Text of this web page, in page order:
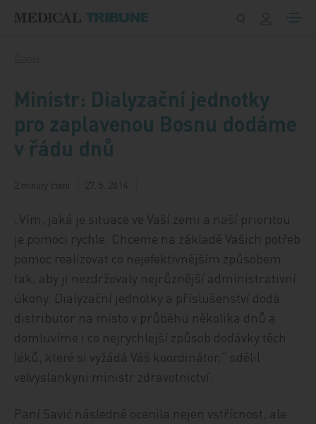
Ministr: Dialyzační jednotky
pro zaplavenou Bosnu dodáme
v řádu dnů
2 minuty čtení 27. 5. 2014
„Vím, jaká je situace ve Vaší zemi a naší prioritou
je pomoci rychle. Chceme na základě Vašich potřeb
pomoc realizovat co nejefektivnějším způsobem
tak, aby ji nezdržovaly nejrůznější administrativní
úkony. Dialyzační jednotky a příslušenství dodá
distributor na místo v průběhu několika dnů a
domluvíme i co nejrychlejší způsob dodávky těch
léků, které si vyžádá Váš koordinátor,“ sdělil
velvyslankyni ministr zdravotnictví.
Paní Savić následně ocenila nejen vstřícnost, ale